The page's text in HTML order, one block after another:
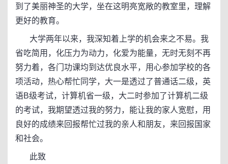
到了美丽神圣的大学，坐在这明亮宽敞的教室里，理解
更好的教育。
大学两年以来，我深知着上学的机会来之不易。我
省吃简用，化压力为动力，化爱为能量，无时无刻不再
努力着，各门功课均到达优良水平，用心参加学校的各
项活动，热心帮忙同学，大一是透过了普通话二级，英
语B级考试，计算机省一级，大二时参加了计算机二级
的考试，我期望透过我的努力，能让我的家人宽慰，用
良好的成绩来回报帮忙过我的亲人和朋友，来回报国家
和社会。
此致